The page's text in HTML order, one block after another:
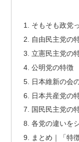
そもそも政党
自由民主党の
立憲民主党の
公明党の特徴
日本維新の会
日本共産党の
国民民主党の
各党の違いを
まとめ｜「特